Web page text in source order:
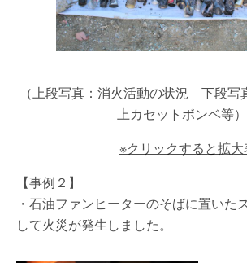
（上段写真：消火活動の状況 下段写
上カセットボンベ等）
※クリックすると拡大
【事例２】
・石油ファンヒーターのそばに置いた
して火災が発生しました。